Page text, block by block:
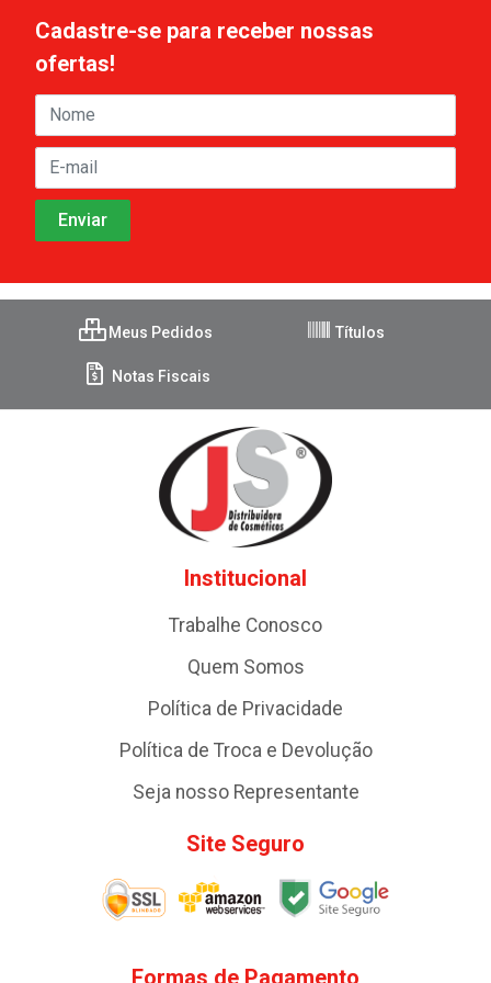
Cadastre-se para receber nossas
ofertas!
Meus Pedidos Títulos
Notas Fiscais
Institucional
Trabalhe Conosco
Quem Somos
Política de Privacidade
Política de Troca e Devolução
Seja nosso Representante
Site Seguro
Formas de Pagamento